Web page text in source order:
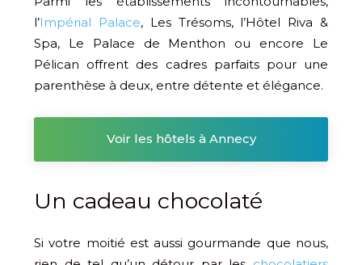
l’Impérial Palace, Les Trésoms, l’Hôtel Riva &
Spa, Le Palace de Menthon ou encore Le
Pélican offrent des cadres parfaits pour une
parenthèse à deux, entre détente et élégance.
Voir les hôtels à Annecy
Un cadeau chocolaté
Si votre moitié est aussi gourmande que nous,